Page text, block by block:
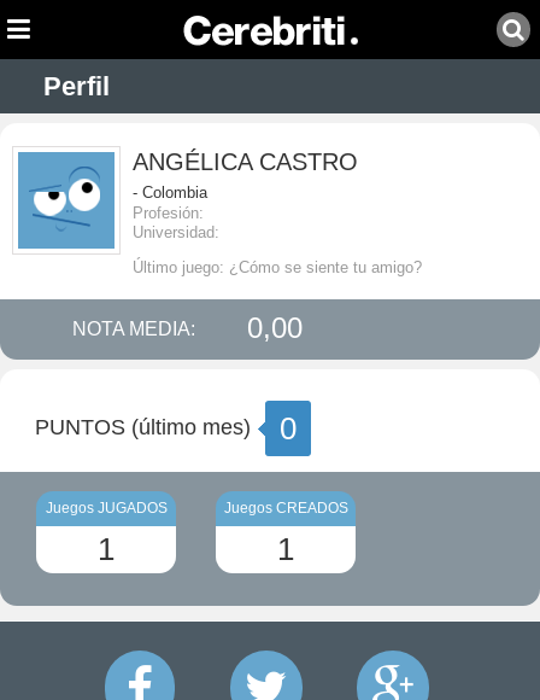
Perfil
ANGÉLICA CASTRO
- Colombia
Profesión:
Universidad:
Último juego: ¿Cómo se siente tu amigo?
NOTA MEDIA: 0,00
PUNTOS (último mes) 0
Juegos JUGADOS
1
Juegos CREADOS
1